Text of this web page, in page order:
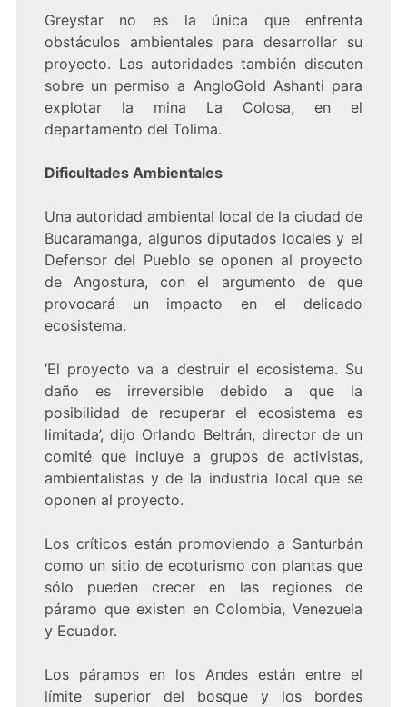
Greystar no es la única que enfrenta
obstáculos ambientales para desarrollar su
proyecto. Las autoridades también discuten
sobre un permiso a AngloGold Ashanti para
explotar la mina La Colosa, en el
departamento del Tolima.
Dificultades Ambientales
Una autoridad ambiental local de la ciudad de
Bucaramanga, algunos diputados locales y el
Defensor del Pueblo se oponen al proyecto
de Angostura, con el argumento de que
provocará un impacto en el delicado
ecosistema.
‘El proyecto va a destruir el ecosistema. Su
daño es irreversible debido a que la
posibilidad de recuperar el ecosistema es
limitada’, dijo Orlando Beltrán, director de un
comité que incluye a grupos de activistas,
ambientalistas y de la industria local que se
oponen al proyecto.
Los críticos están promoviendo a Santurbán
como un sitio de ecoturismo con plantas que
sólo pueden crecer en las regiones de
páramo que existen en Colombia, Venezuela
y Ecuador.
Los páramos en los Andes están entre el
límite superior del bosque y los bordes